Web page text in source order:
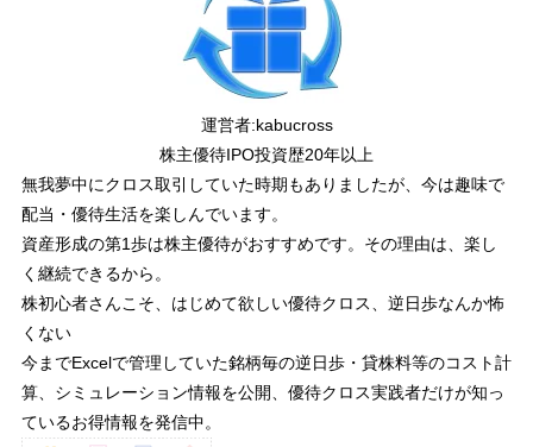
運営者:kabucross
株主優待IPO投資歴20年以上
無我夢中にクロス取引していた時期もありましたが、今は趣味で
配当・優待生活を楽しんでいます。
資産形成の第1歩は株主優待がおすすめです。その理由は、楽し
く継続できるから。
株初心者さんこそ、はじめて欲しい優待クロス、逆日歩なんか怖
くない
今までExcelで管理していた銘柄毎の逆日歩・貸株料等のコスト計
算、シミュレーション情報を公開、優待クロス実践者だけが知っ
ているお得情報を発信中。